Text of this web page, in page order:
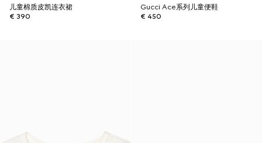
儿童棉质皮凯连衣裙
€ 390
Gucci Ace系列儿童便鞋
€ 450